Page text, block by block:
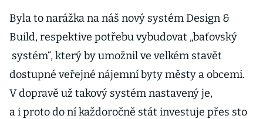
Byla to narážka na náš nový systém Design &
Build, respektive potřebu vybudovat „ba­ťovský
systém“, který by umožnil ve velkém stavět
dostupné veřejné nájemní byty městy a obcemi.
V dopravě už takový systém nastavený je,
a i proto do ní každoročně stát investuje přes sto